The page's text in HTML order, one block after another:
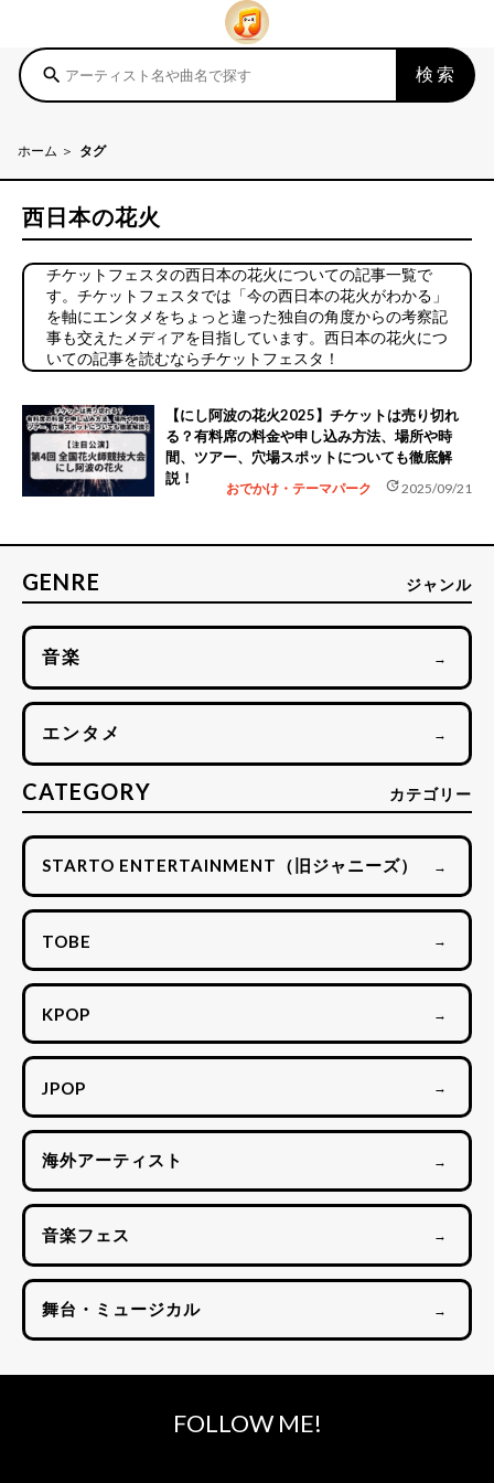
search 検索
ホーム タグ
西日本の花火
チケットフェスタの西日本の花火についての記事一覧で
す。チケットフェスタでは「今の西日本の花火がわかる」
を軸にエンタメをちょっと違った独自の角度からの考察記
事も交えたメディアを目指しています。西日本の花火につ
いての記事を読むならチケットフェスタ！
【にし阿波の花火2025】チケットは売り切れ
る？有料席の料金や申し込み方法、場所や時
間、ツアー、穴場スポットについても徹底解
説！
おでかけ・テーマパーク update2025/09/21
GENRE ジャンル
音楽 →
エンタメ →
CATEGORY カテゴリー
STARTO ENTERTAINMENT（旧ジャニーズ） →
TOBE →
KPOP →
JPOP →
海外アーティスト →
音楽フェス →
舞台・ミュージカル →
FOLLOW ME!